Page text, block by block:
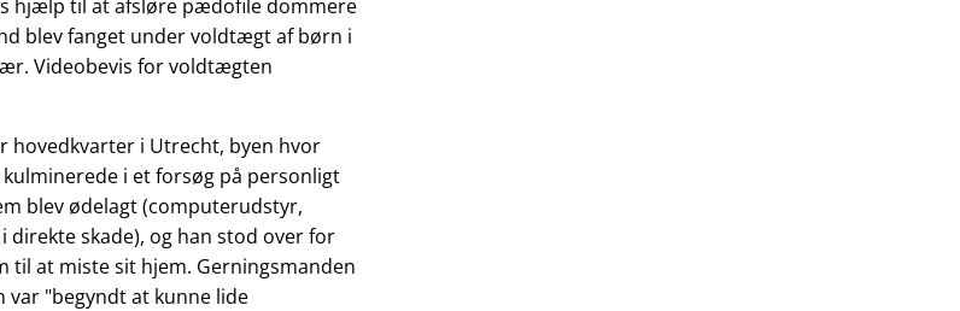
hjælp til at afsløre pædofile dommere
blev fanget under voldtægt af børn i
Videobevis for voldtægten
hovedkvarter i Utrecht, byen hvor
i et forsøg på personligt
blev ødelagt (computerudstyr,
direkte skade), og han stod over for
at miste sit hjem. Gerningsmanden
var begyndt at kunne lide